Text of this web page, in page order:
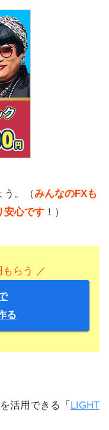
う。（みんなのFXも
安心です ！）
もらう ／
る
活用できる「 LIGHT